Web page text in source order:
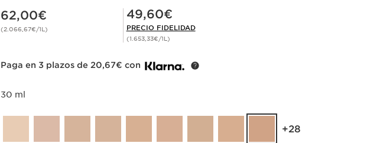
Precio actual 62,00€
62,00€
(2.066,67€/1L)
Precio Fidelidad 49,60€
49,60€
PRECIO FIDELIDAD
(1.653,33€/1L)
Paga en 3 plazos de 20,67€ con
30 ml
‎+28